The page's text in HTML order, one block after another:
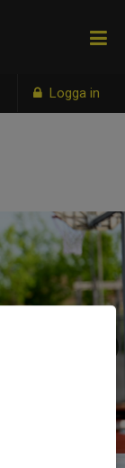
Logga in